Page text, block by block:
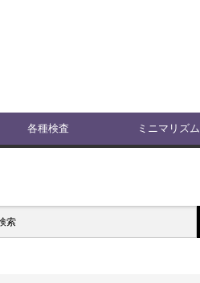
各種検査 ミニマリズム